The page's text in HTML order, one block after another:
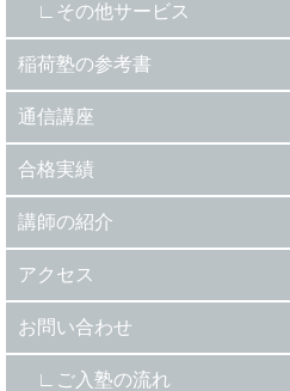
その他サービス
稲荷塾の参考書
通信講座
合格実績
講師の紹介
アクセス
お問い合わせ
ご入塾の流れ